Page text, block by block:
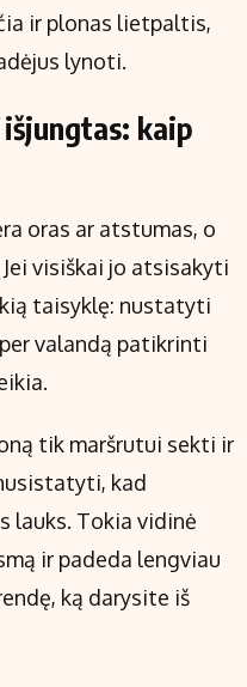
ir plonas lietpaltis,
lynoti.
kaip
oras ar atstumas, o
visiškai jo atsisakyti
taisyklę: nustatyti
valandą patikrinti
tik maršrutui sekti ir
kad
lauks. Tokia vidinė
ir padeda lengviau
ką darysite iš